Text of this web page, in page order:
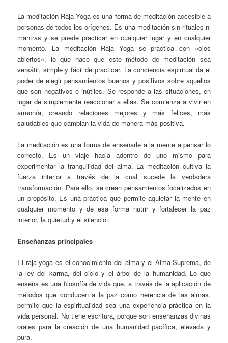
La meditación Raja Yoga es una forma de meditación accesible a
personas de todos los orígenes. Es una meditación sin rituales ni
mantras y se puede practicar en cualquier lugar y en cualquier
momento. La meditación Raja Yoga se practica con «ojos
abiertos», lo que hace que este método de meditación sea
versátil, simple y fácil de practicar. La conciencia espiritual da el
poder de elegir pensamientos buenos y positivos sobre aquellos
que son negativos e inútiles. Se responde a las situaciones, en
lugar de simplemente reaccionar a ellas. Se comienza a vivir en
armonía, creando relaciones mejores y más felices, más
saludables que cambian la vida de manera más positiva.
La meditación es una forma de enseñarle a la mente a pensar lo
correcto. Es un viaje hacia adentro de uno mismo para
experimentar la tranquilidad del alma. La meditación cultiva la
fuerza interior a través de la cual sucede la verdadera
transformación. Para ello, se crean pensamientos focalizados en
un propósito. Es una práctica que permite aquietar la mente en
cualquier momento y de esa forma nutrir y fortalecer la paz
interior, la quietud y el silencio.
Enseñanzas principales
El raja yoga es el conocimiento del alma y el Alma Suprema, de
la ley del karma, del ciclo y el árbol de la humanidad. Lo que
enseña es una filosofía de vida que, a través de la aplicación de
métodos que conducen a la paz como herencia de las almas,
permite que la espiritualidad sea una experiencia práctica en la
vida personal. No tiene escritura, porque son enseñanzas divinas
orales para la creación de una humanidad pacífica, elevada y
pura.